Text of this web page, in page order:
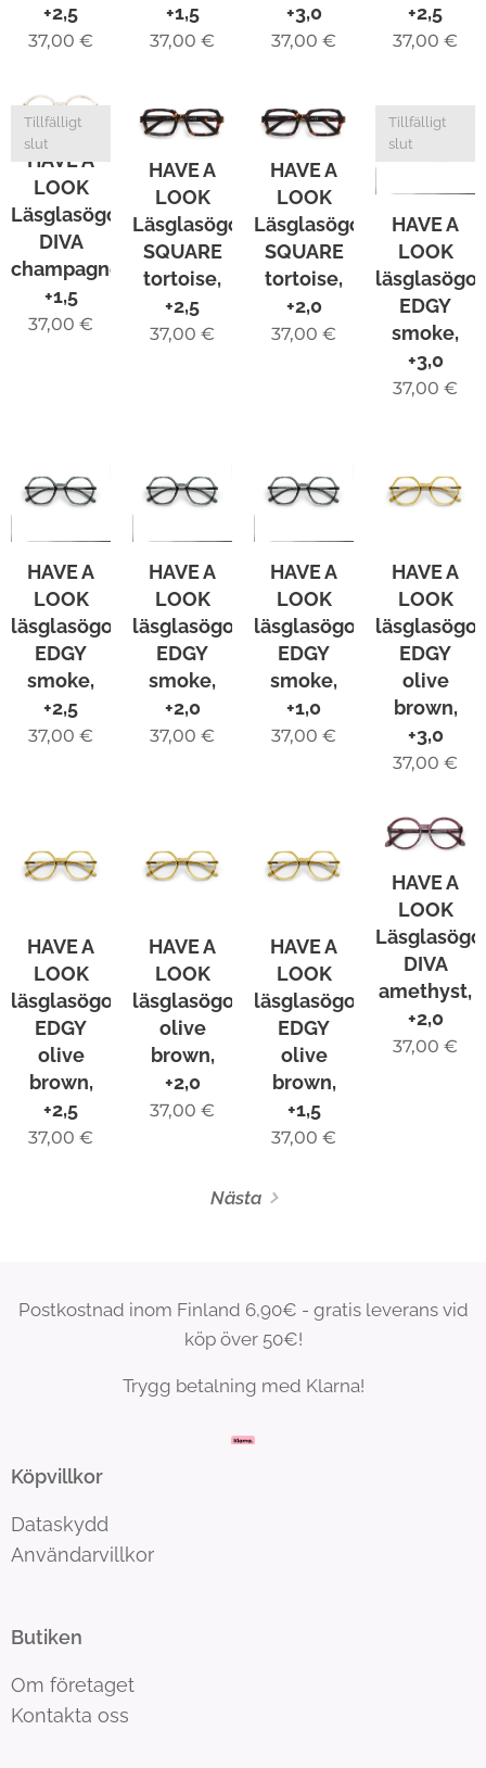
+2,5
37,00 €
+1,5
37,00 €
+3,0
37,00 €
+2,5
37,00 €
HAVE A
LOOK
Läsglasögon
DIVA
champagne,
+1,5
Tillfälligt
slut
37,00 €
HAVE A
LOOK
Läsglasögon
SQUARE
tortoise,
+2,5
37,00 €
HAVE A
LOOK
Läsglasögon
SQUARE
tortoise,
+2,0
37,00 €
HAVE A
LOOK
EDGY
smoke,
+3,0
Tillfälligt
slut
37,00 €
HAVE A
LOOK
läsglasögon
EDGY
smoke,
+2,5
37,00 €
HAVE A
LOOK
läsglasögon
EDGY
smoke,
+2,0
37,00 €
HAVE A
LOOK
läsglasögon
EDGY
smoke,
+1,0
37,00 €
HAVE A
LOOK
EDGY
olive
brown,
+3,0
37,00 €
HAVE A
LOOK
läsglasögon
EDGY
olive
brown,
+2,5
37,00 €
HAVE A
LOOK
läsglasögonEDGY
olive
brown,
+2,0
37,00 €
HAVE A
LOOK
läsglasögon
EDGY
olive
brown,
+1,5
37,00 €
HAVE A
LOOK
DIVA
amethyst,
+2,0
37,00 €
Nästa
Postkostnad inom Finland 6,90€ - gratis leverans vid
köp över 50€!
Trygg betalning med Klarna!
Köpvillkor
Dataskydd
Användarvillkor
Butiken
Om företaget
Kontakta oss